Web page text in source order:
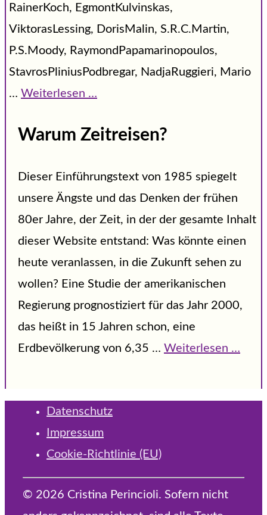
RainerKoch, EgmontKulvinskas,
ViktorasLessing, DorisMalin, S.R.C.Martin,
P.S.Moody, RaymondPapamarinopoulos,
StavrosPliniusPodbregar, NadjaRuggieri, Mario
… Weiterlesen …
Warum Zeitreisen?
Dieser Einführungstext von 1985 spiegelt
unsere Ängste und das Denken der frühen
80er Jahre, der Zeit, in der der gesamte Inhalt
dieser Website entstand: Was könnte einen
heute veranlassen, in die Zukunft sehen zu
wollen? Eine Studie der amerikanischen
Regierung prognostiziert für das Jahr 2000,
das heißt in 15 Jahren schon, eine
Erdbevölkerung von 6,35 … Weiterlesen …
Datenschutz
Impressum
Cookie-Richtlinie (EU)
© 2026 Cristina Perincioli. Sofern nicht